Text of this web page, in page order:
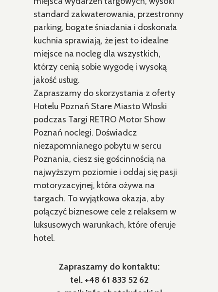
standard zakwaterowania, przestronny
parking, bogate śniadania i doskonała
kuchnia sprawiają, że jest to idealne
miejsce na nocleg dla wszystkich,
którzy cenią sobie wygodę i wysoką
jakość usług.
Zapraszamy do skorzystania z oferty
Hotelu Poznań Stare Miasto Włoski
podczas Targi RETRO Motor Show
Poznań noclegi. Doświadcz
niezapomnianego pobytu w sercu
Poznania, ciesz się gościnnością na
najwyższym poziomie i oddaj się pasji
motoryzacyjnej, która ożywa na
targach. To wyjątkowa okazja, aby
połączyć biznesowe cele z relaksem w
luksusowych warunkach, które oferuje
hotel.
Zapraszamy do kontaktu:
tel. +48 61 833 52 62